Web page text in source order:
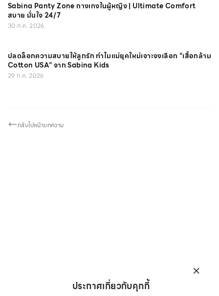
Sabina Panty Zone กางเกงในผู้หญิง | Ultimate Comfort
สบาย มั่นใจ 24/7
30 ก.ค. 2026
ปลดล็อกความสบายให้ลูกรัก ทำไมแม่ยุคใหม่เจาะจงเลือก "เสื้อกล้าม
Cotton USA" จาก Sabina Kids
29 ก.ค. 2026
กลับไปหน้าบทความ
×
ประกาศเกี่ยวกับคุกกี้